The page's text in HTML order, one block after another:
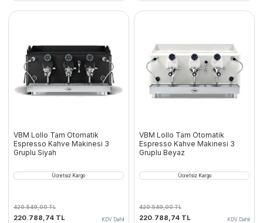
VBM Lollo Tam Otomatik
Espresso Kahve Makinesi 3
Gruplu Siyah
Ücretsiz Kargo
420.549,00TL
Orijinal
220.788,74 TLŞu
KDV Dahil
VBM Lollo Tam Otomatik
Espresso Kahve Makinesi 3
Gruplu Beyaz
Ücretsiz Kargo
420.549,00TL
Orijinal
220.788,74 TL KDV Dahil